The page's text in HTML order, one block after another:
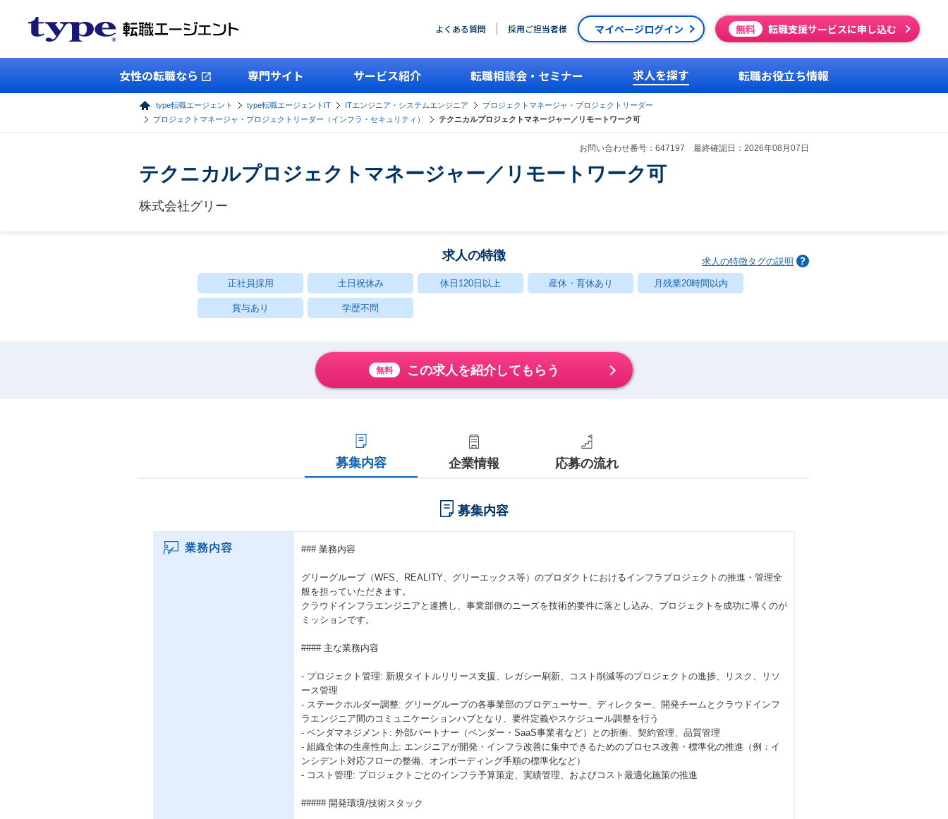
よくある質問 採用ご担当者様 マイページログイン 無料 転職支援サービスに申し込む
女性の転職なら 専門サイト サービス紹介 転職相談会・セミナー 求人を探す 転職お役立ち情報
type転職エージェント type転職エージェントIT ITエンジニア・システムエンジニア
プロジェクトマネージャ・プロジェクトリーダー
プロジェクトマネージャ・プロジェクトリーダー（インフラ・セキュリティ）
テクニカルプロジェクトマネージャー／リモートワーク可
お問い合わせ番号：647197 最終確認日：2026年08月07日
テクニカルプロジェクトマネージャー／リモートワーク可
株式会社グリー
求人の特徴 求人の特徴タグの説明
正社員採用 土日祝休み 休日120日以上 産休・育休あり 月残業20時間以内
賞与あり 学歴不問
無料 この求人を紹介してもらう
募集内容 企業情報 応募の流れ
募集内容
業務内容 ### 業務内容
グリーグループ（WFS、REALITY、グリーエックス等）のプロダクトにおけるインフラプロジェクトの推進・管理全
般を担っていただきます。
クラウドインフラエンジニアと連携し、事業部側のニーズを技術的要件に落とし込み、プロジェクトを成功に導くのが
ミッションです。
#### 主な業務内容
- プロジェクト管理: 新規タイトルリリース支援、レガシー刷新、コスト削減等のプロジェクトの進捗、リスク、リソ
ース管理
- ステークホルダー調整: グリーグループの各事業部のプロデューサー、ディレクター、開発チームとクラウドインフ
ラエンジニア間のコミュニケーションハブとなり、要件定義やスケジュール調整を行う
- ベンダマネジメント: 外部パートナー（ベンダー・SaaS事業者など）との折衝、契約管理、品質管理
- 組織全体の生産性向上: エンジニアが開発・インフラ改善に集中できるためのプロセス改善・標準化の推進（例：イ
ンシデント対応フローの整備、オンボーディング手順の標準化など）
- コスト管理: プロジェクトごとのインフラ予算策定、実績管理、およびコスト最適化施策の推進
##### 開発環境/技術スタック